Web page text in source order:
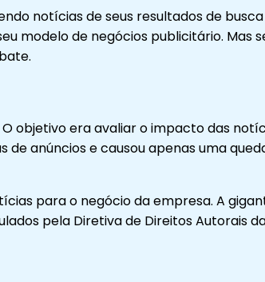
notícias de seus resultados de busca
modelo de negócios publicitário. Mas
objetivo era avaliar o impacto das
anúncios e causou apenas uma
para o negócio da empresa. A
pela Diretiva de Direitos Autorais da